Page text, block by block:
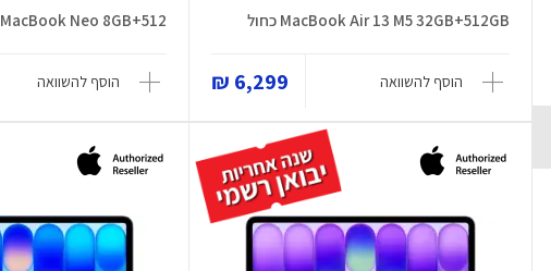
MacBook Air 13 M5 32GB+512GB כחול
הוסף להשוואה 6,299 ₪
MacBook Neo 8GB+512 כחול Touch ID
הוסף להשוואה